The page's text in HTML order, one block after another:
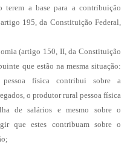
terem a base para a contribuição
195, da Constituição Federal,
(artigo 150, II, da Constituição
que estão na mesma situação:
física contribui sobre a
o produtor rural pessoa física
de salários e mesmo sobre o
que estes contribuam sobre o